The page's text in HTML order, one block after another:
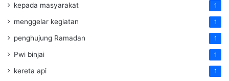
kepada masyarakat 1
menggelar kegiatan 1
penghujung Ramadan 1
Pwi binjai 1
kereta api 1